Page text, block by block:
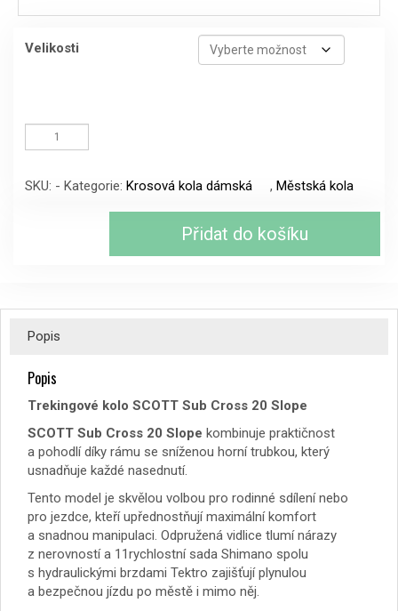
Velikosti
SCOTT
Cross
SKU: - Kategorie: Krosová kola dámská , Městská kola
Přidat do košíku
Popis
Popis
Trekingové kolo SCOTT Sub Cross 20 Slope
SCOTT Sub Cross 20 Slope kombinuje praktičnost
a pohodlí díky rámu se sníženou horní trubkou, který
usnadňuje každé nasednutí.
Tento model je skvělou volbou pro rodinné sdílení nebo
pro jezdce, kteří upřednostňují maximální komfort
a snadnou manipulaci. Odpružená vidlice tlumí nárazy
z nerovností a 11rychlostní sada Shimano spolu
s hydraulickými brzdami Tektro zajišťují plynulou
a bezpečnou jízdu po městě i mimo něj.